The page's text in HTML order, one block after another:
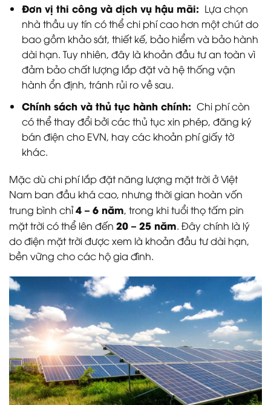
Đơn vị thi công và dịch vụ hậu mãi: Lựa chọn
nhà thầu uy tín có thể chi phí cao hơn một chút do
bao gồm khảo sát, thiết kế, bảo hiểm và bảo hành
dài hạn. Tuy nhiên, đây là khoản đầu tư an toàn vì
đảm bảo chất lượng lắp đặt và hệ thống vận
hành ổn định, tránh rủi ro về sau.
Chính sách và thủ tục hành chính: Chi phí còn
có thể thay đổi bởi các thủ tục xin phép, đăng ký
bán điện cho EVN, hay các khoản phí giấy tờ
khác.
Mặc dù chi phí lắp đặt năng lượng mặt trời ở Việt
Nam ban đầu khá cao, nhưng thời gian hoàn vốn
trung bình chỉ4 – 6 năm, trong khi tuổi thọ tấm pin
mặt trời có thể lên đến 20 – 25 năm. Đây chính là lý
do điện mặt trời được xem là khoản đầu tư dài hạn,
bền vững cho các hộ gia đình.